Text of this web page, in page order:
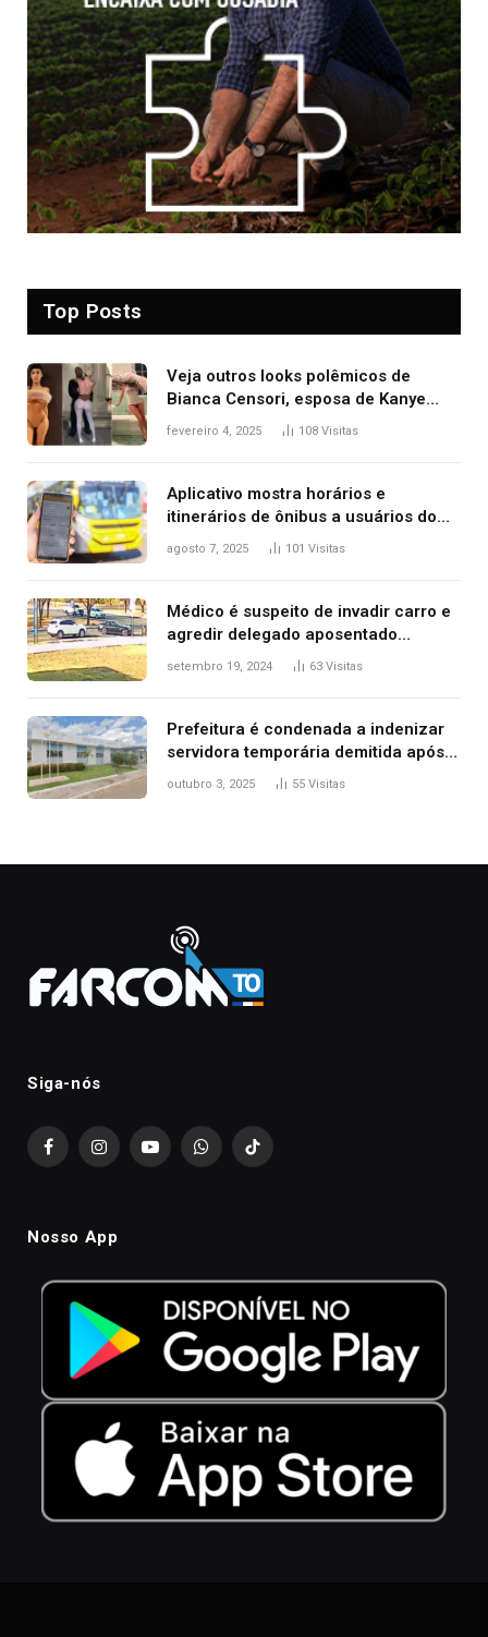
Top Posts
Veja outros looks polêmicos de
Bianca Censori, esposa de Kanye
West que apareceu nua no Grammy
fevereiro 4, 2025 108 Visitas
Aplicativo mostra horários e
itinerários de ônibus a usuários do
transporte público de Palmas; confira
agosto 7, 2025 101 Visitas
Médico é suspeito de invadir carro e
agredir delegado aposentado
durante confusão no trânsito
setembro 19, 2024 63 Visitas
Prefeitura é condenada a indenizar
servidora temporária demitida após
nascimento da filha
outubro 3, 2025 55 Visitas
Siga-nós
FacebookInstagramYouTubeWhatsAppTikTok
Nosso App